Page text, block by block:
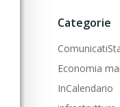
Categorie
Economia
InCalendario